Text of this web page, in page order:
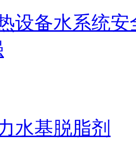
设备水系统
水基脱脂剂